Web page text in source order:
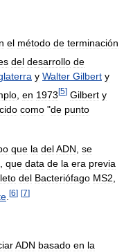
el método de terminación
del desarrollo de
y Walter Gilbert y
en 1973[5] Gilbert y
como "de punto
que la delADN se
que data de la era previa
del Bacteriófago MS2
[6] [7]
ADN basado en la